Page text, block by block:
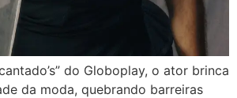
do Globoplay, o ator brinca
da moda, quebrando barreiras